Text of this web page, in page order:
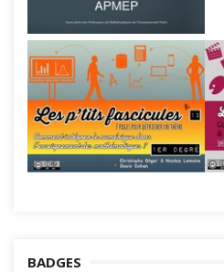
BADGES